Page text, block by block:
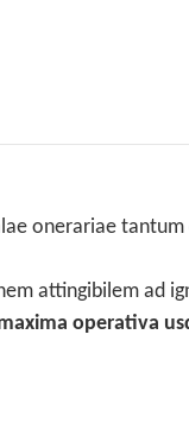
onerariae
attingibilem ad
operativa